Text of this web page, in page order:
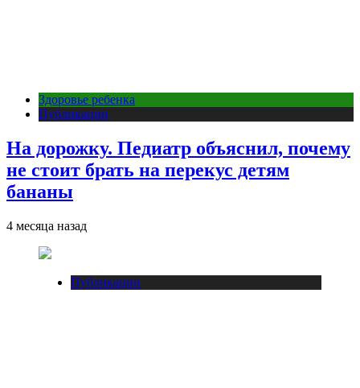
Здоровье ребенка
Публикации
На дорожку. Педиатр объяснил, почему
не стоит брать на перекус детям
бананы
4 месяца назад
Публикации